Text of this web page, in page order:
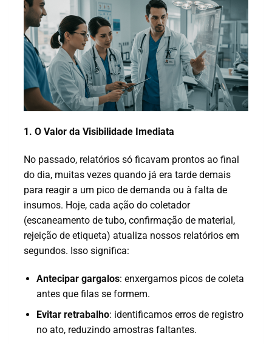
1. O Valor da Visibilidade Imediata
No passado, relatórios só ficavam prontos ao final
do dia, muitas vezes quando já era tarde demais
para reagir a um pico de demanda ou à falta de
insumos. Hoje, cada ação do coletador
(escaneamento de tubo, confirmação de material,
rejeição de etiqueta) atualiza nossos relatórios em
segundos. Isso significa:
Antecipar gargalos: enxergamos picos de coleta
antes que filas se formem.
Evitar retrabalho: identificamos erros de registro
no ato, reduzindo amostras faltantes.